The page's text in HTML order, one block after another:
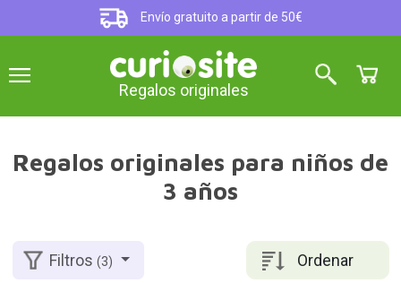
Envío gratuito a partir de 50€
Regalos originales
Regalos originales para niños de
3 años
Ordenar
Filtros(3)